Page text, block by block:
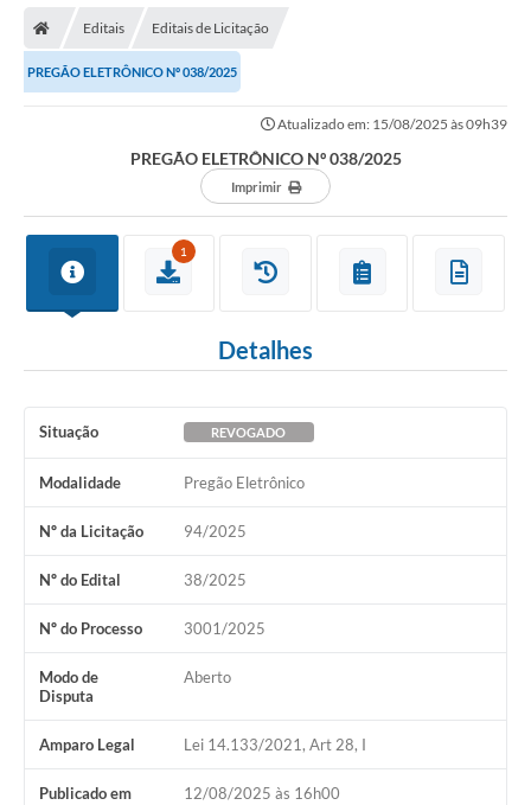
Editais Editais de Licitação
PREGÃO ELETRÔNICO Nº 038/2025
Atualizado em: 15/08/2025 às 09h39
PREGÃO ELETRÔNICO Nº 038/2025
Imprimir
1
Detalhes
Situação REVOGADO
Modalidade Pregão Eletrônico
Nº da Licitação 94/2025
Nº do Edital 38/2025
Nº do Processo 3001/2025
Modo de
Disputa
Aberto
Amparo Legal Lei 14.133/2021, Art 28, I
Publicado em 12/08/2025 às 16h00